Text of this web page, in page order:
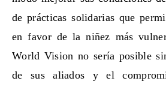
de prácticas solidarias que
en favor de la niñez más
World Vision no sería posible
de sus aliados y el